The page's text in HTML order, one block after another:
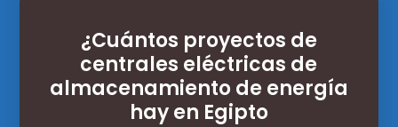
¿Cuántos proyectos de
centrales eléctricas de
almacenamiento de energía
hay en Egipto